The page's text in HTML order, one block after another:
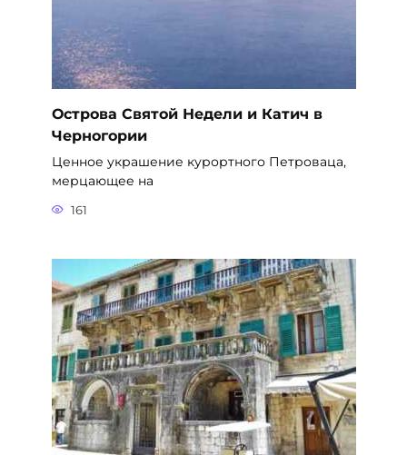
Острова Святой Недели и Катич в
Черногории
Ценное украшение курортного Петроваца,
мерцающее на
161